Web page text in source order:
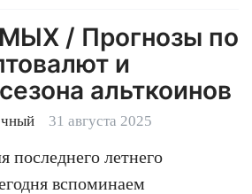
/ Прогнозы по
и
альткоинов
31 августа 2025
последнего летнего
вспоминаем